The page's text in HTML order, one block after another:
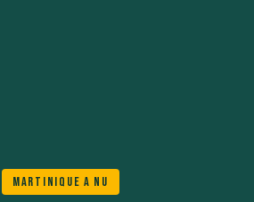
Martinique A Nu